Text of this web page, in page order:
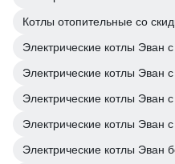
Котлы отопительные со
Электрические котлы Эван
Электрические котлы Эван
Электрические котлы Эван
Электрические котлы Эван
Электрические котлы Эван